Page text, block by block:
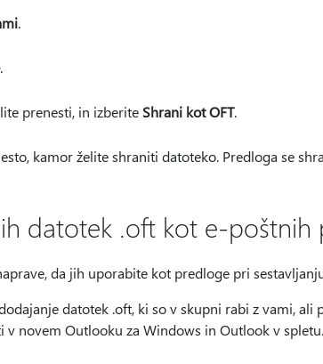
.
.
prenesti, in izberite Shrani kot OFT.
kamor želite shraniti datoteko. Predloga se
datotek .oft kot e-poštnih
da jih uporabite kot predloge pri
datotek .oft, ki so v skupni rabi z vami, ali
novem Outlooku za Windows in Outlook v spletu.